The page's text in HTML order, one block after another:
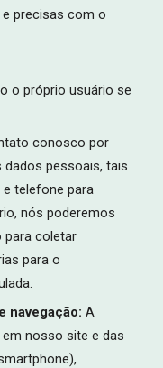
precisas com o
o próprio usuário se
conosco por
pessoais, tais
telefone para
nós poderemos
para coletar
para o
navegação:A
nosso site e das